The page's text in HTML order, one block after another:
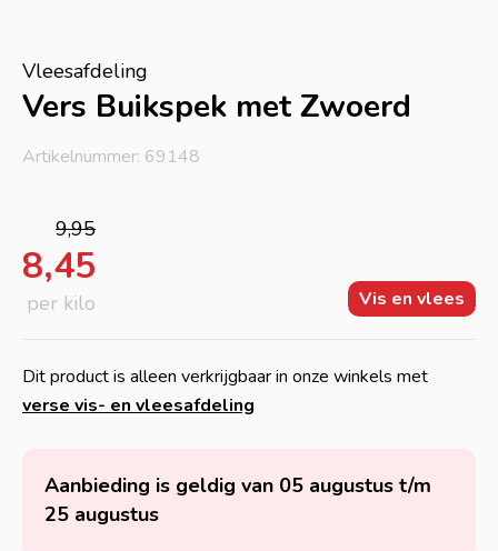
Vleesafdeling
Vers Buikspek met Zwoerd
Artikelnummer: 69148
9,95
8,45
per kilo Vis en vlees
Dit product is alleen verkrijgbaar in onze winkels met
verse vis- en vleesafdeling
Aanbieding is geldig van 05 augustus t/m
25 augustus